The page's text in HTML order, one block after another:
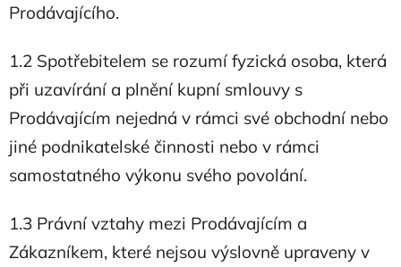
Prodávajícího.
1.2 Spotřebitelem se rozumí fyzická osoba, která
při uzavírání a plnění kupní smlouvy s
Prodávajícím nejedná v rámci své obchodní nebo
jiné podnikatelské činnosti nebo v rámci
samostatného výkonu svého povolání.
1.3 Právní vztahy mezi Prodávajícím a
Zákazníkem, které nejsou výslovně upraveny v